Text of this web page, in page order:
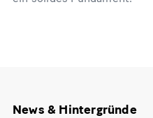
News & Hintergründe